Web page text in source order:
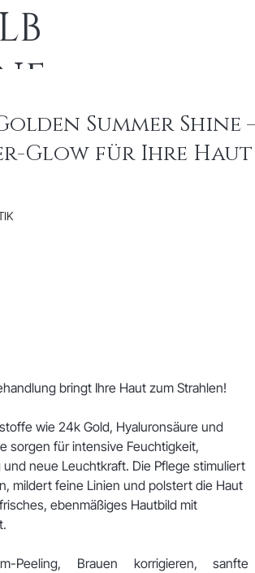
Summer Shine
Glow für Ihre Haut
bringt Ihre Haut zum Strahlen!
wie 24k Gold, Hyaluronsäure und
sorgen für intensive Feuchtigkeit,
neue Leuchtkraft. Die Pflege stimuliert
mildert feine Linien und polstert die Haut
ebenmäßiges Hautbild mit
Peeling, Brauen korrigieren, sanfte